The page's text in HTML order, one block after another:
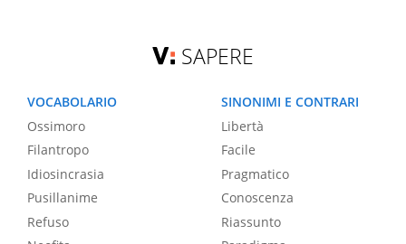
SAPERE
VOCABOLARIO
Ossimoro
Filantropo
Idiosincrasia
Pusillanime
Refuso
SINONIMI E CONTRARI
Libertà
Facile
Pragmatico
Conoscenza
Riassunto